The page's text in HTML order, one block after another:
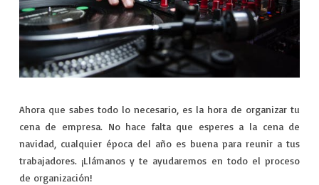
Ahora que sabes todo lo necesario, es la hora de organizar tu
cena de empresa. No hace falta que esperes a la cena de
navidad, cualquier época del año es buena para reunir a tus
trabajadores. ¡Llámanos y te ayudaremos en todo el proceso
de organización!